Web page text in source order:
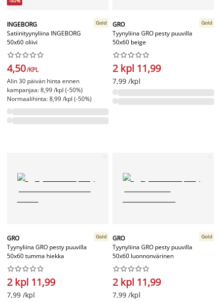
INGEBORG
Satiinityynyliina INGEBORG
50x60 oliivi
Gold






4,50/KPL
Alin 30 päivän hinta ennen
kampanjaa: 8,99 /kpl (-50%)
Normaalihinta: 8,99 /kpl (-50%)
GRO
Tyynyliina GRO pesty puuvilla
50x60 beige
Gold






2 kpl 11,99
7,99 /kpl
GRO
Tyynyliina GRO pesty puuvilla
50x60 tumma hiekka
Gold






2 kpl 11,99
7,99 /kpl
GRO
Tyynyliina GRO pesty puuvilla
50x60 luonnonvärinen
Gold






2 kpl 11,99
7,99 /kpl